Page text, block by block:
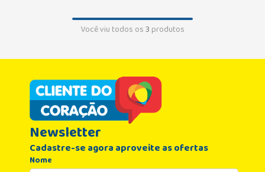
Você viu todos os3produtos
Newsletter
Cadastre-se agora aproveite as ofertas
Nome